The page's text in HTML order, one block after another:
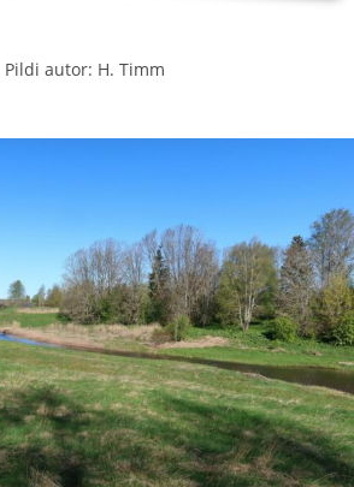
Pildi autor: H. Timm